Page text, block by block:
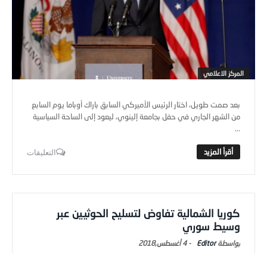
المركز الاعلامي
بعد صمت طويل، اختار الرئيس الأميركي السابق باراك أوباما يوم السابع
من الشهر الجاري في حفل بجامعة إلينوي، ليعود إلى الساحة السياسية
...
التعليقات
كوريا الشمالية تفاوض لتسليح الحوثيين عبر
وسيط سوري
Editor
-4 أغسطس,2018